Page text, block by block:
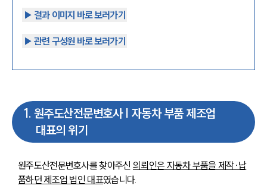
▶︎ 결과 이미지 바로 보러가기
▶︎ 관련 구성원 바로 보러가기
1. 원주도산전문변호사 | 자동차 부품 제조업
대표의 위기
원주도산전문변호사를 찾아주신 의뢰인은 자동차 부품을 제작·납
품하던 제조업 법인 대표였습니다.